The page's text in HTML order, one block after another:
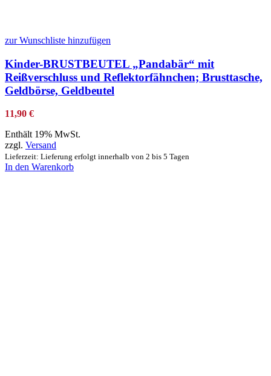
zur Wunschliste hinzufügen
Kinder-BRUSTBEUTEL „Pandabär“ mit
Reißverschluss und Reflektorfähnchen; Brusttasche,
Geldbörse, Geldbeutel
11,90 €
Enthält 19% MwSt.
zzgl. Versand
Lieferzeit: Lieferung erfolgt innerhalb von 2 bis 5 Tagen
In den Warenkorb